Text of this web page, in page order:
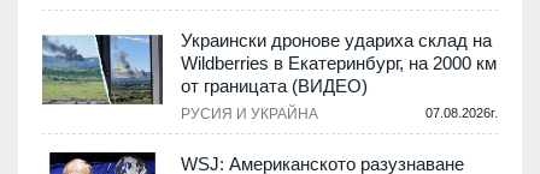
Украински дронове удариха склад на
Wildberries в Екатеринбург, на 2000 км
от границата (ВИДЕО)
РУСИЯ И УКРАЙНА 07.08.2026г.
WSJ: Американското разузнаване